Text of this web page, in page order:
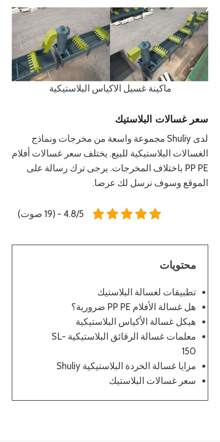
ماكينة غسيل الاكياس البلاستيكية
سعر غسالات البلاستيك
لدى Shuliy مجموعة واسعة من مخرجات ونماذج
الغسالات البلاستيكية للبيع. يختلف سعر غسالات أفلام
PP PE باختلاف المخرجات. يرجى ترك رسالة على
الموقع وسوف نرسل لك عرضا.
4.8/5 - (19 صوت)
محتويات
تطبيقات لغسالة البلاستيك
هل غسالة الأفلام PP PE ضرورية؟
هيكل غسالة الأكياس البلاستيكية
معلمات غسالة الرقائق البلاستيكية SL-
150
مزايا غسالة الخردة البلاستيكية Shuliy
سعر غسالات البلاستيك